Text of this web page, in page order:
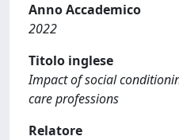
Anno Accademico
2022
Titolo inglese
Impact of social
care professions
Relatore